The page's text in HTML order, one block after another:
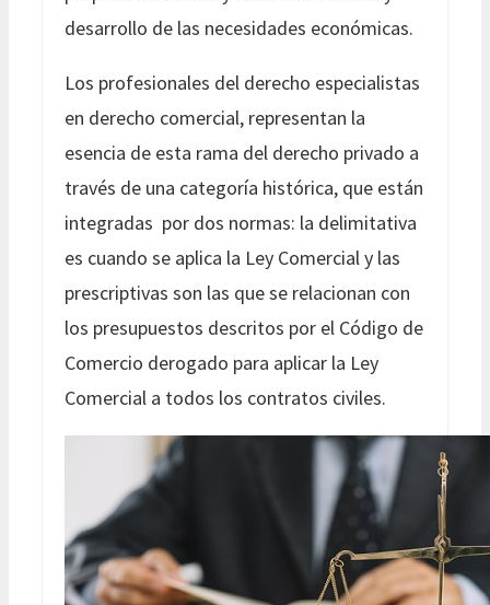
desarrollo de las necesidades económicas.
Los profesionales del derecho especialistas
en derecho comercial, representan la
esencia de esta rama del derecho privado a
través de una categoría histórica, que están
integradas por dos normas: la delimitativa
es cuando se aplica la Ley Comercial y las
prescriptivas son las que se relacionan con
los presupuestos descritos por el Código de
Comercio derogado para aplicar la Ley
Comercial a todos los contratos civiles.